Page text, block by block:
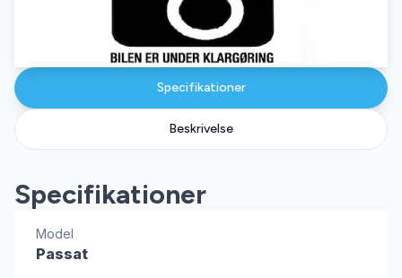
Specifikationer
Beskrivelse
Specifikationer
Model
Passat